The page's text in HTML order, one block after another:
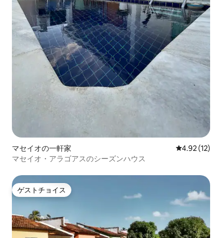
マセイオの一軒家 レビュー12
4.92 (12)
マセイオ・アラゴアスのシーズンハウス
ゲストチョイス
ゲストチョイス